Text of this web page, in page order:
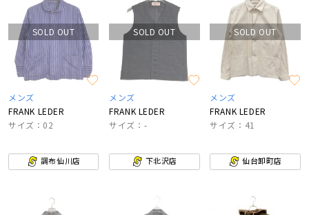
SOLD OUT
メンズ
FRANK LEDER
サイズ：02
調布仙川店
SOLD OUT
メンズ
FRANK LEDER
サイズ：-
下北沢店
SOLD OUT
メンズ
FRANK LEDER
サイズ：41
仙台卸町店